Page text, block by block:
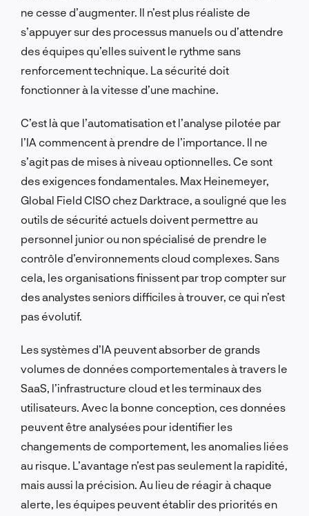
ne cesse d’augmenter. Il n’est plus réaliste de
s’appuyer sur des processus manuels ou d’attendre
des équipes qu’elles suivent le rythme sans
renforcement technique. La sécurité doit
fonctionner à la vitesse d’une machine.
C’est là que l’automatisation et l’analyse pilotée par
l’IA commencent à prendre de l’importance. Il ne
s’agit pas de mises à niveau optionnelles. Ce sont
des exigences fondamentales. Max Heinemeyer,
Global Field CISO chez Darktrace, a souligné que les
outils de sécurité actuels doivent permettre au
personnel junior ou non spécialisé de prendre le
contrôle d’environnements cloud complexes. Sans
cela, les organisations finissent par trop compter sur
des analystes seniors difficiles à trouver, ce qui n’est
pas évolutif.
Les systèmes d’IA peuvent absorber de grands
volumes de données comportementales à travers le
SaaS, l’infrastructure cloud et les terminaux des
utilisateurs. Avec la bonne conception, ces données
peuvent être analysées pour identifier les
changements de comportement, les anomalies liées
au risque. L’avantage n’est pas seulement la rapidité,
mais aussi la précision. Au lieu de réagir à chaque
alerte, les équipes peuvent établir des priorités en